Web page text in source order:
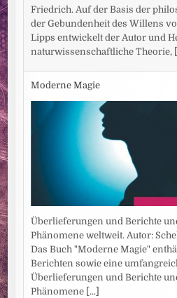
Friedrich. Auf der Basis der
der Gebundenheit des Willens
Lipps entwickelt der Autor und
naturwissenschaftliche Theorie,
Moderne Magie
Überlieferungen und Berichte
Phänomene weltweit. Autor:
Das Buch "Moderne Magie"
Berichten sowie eine
Überlieferungen und Berichte
Phänomene [...]